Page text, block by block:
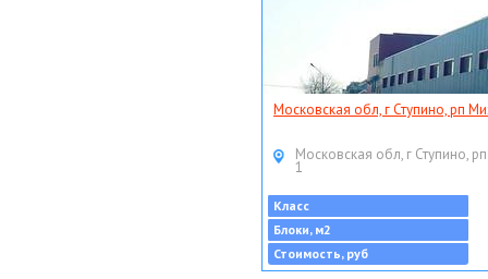
Московская обл, г Ступино, рп
Московская обл, г Ступино,
1
Класс
Блоки, м2
Стоимость, руб